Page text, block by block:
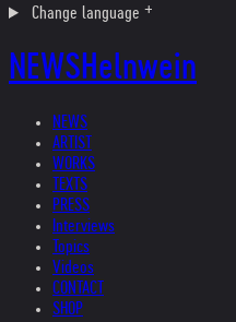
Change language
NEWSHelnwein
NEWS
ARTIST
WORKS
TEXTS
PRESS
Interviews
Topics
Videos
CONTACT
SHOP